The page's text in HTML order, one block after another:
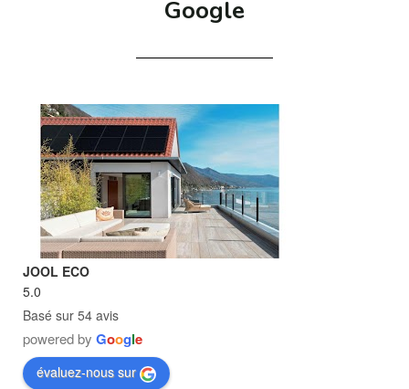
Google
JOOL ECO
5.0
Basé sur 54 avis
powered by Google
évaluez-nous sur